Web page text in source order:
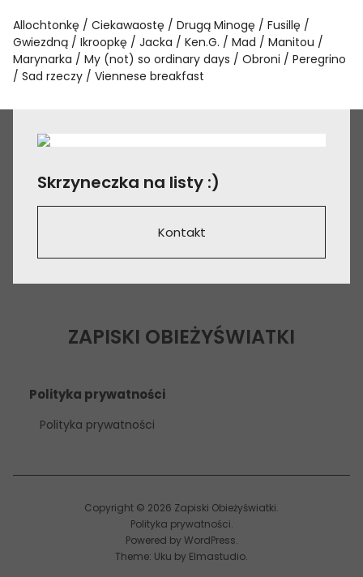
Allochtonkę Ciekawaostę Drugą Minogę
Fusillę
Gwiezdną
Ikroopkę Jacka Ken.G. Mad
Manitou
Marynarka
My (not) so ordinary days Obroni
Peregrino
Sad rzeczy
Viennese breakfast
Skrzyneczka na listy :)
Kontakt
ZAPISKI OBIEŻYŚWIATKI
Polityka prywatności
Polityka prywatności
Copyright © 2026 Zapiski Obieżyświatki
Polityka prywatności
Powered by WordPress
Theme: Uku by Elmastudio